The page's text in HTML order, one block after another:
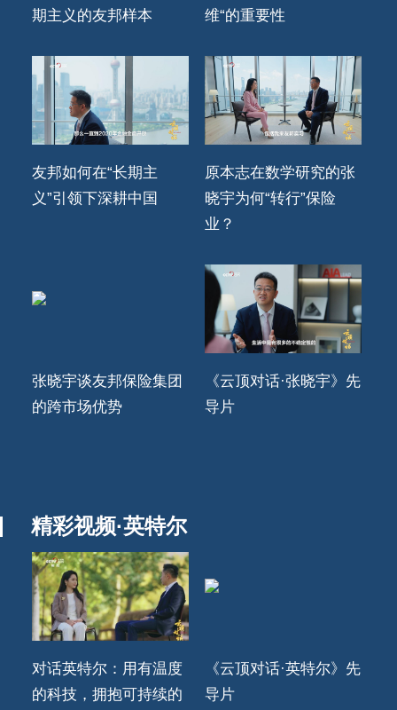
期主义的友邦样本
维“的重要性
友邦如何在“长期主
义”引领下深耕中国
原本志在数学研究的张
晓宇为何“转行”保险
业？
张晓宇谈友邦保险集团
的跨市场优势
《云顶对话·张晓宇》先
导片
精彩视频·英特尔
对话英特尔：用有温度
的科技，拥抱可持续的
《云顶对话·英特尔》先
导片